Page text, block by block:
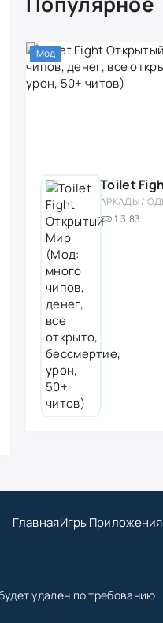
Мод
1.3.83
ГлавнаяИгрыПриложения
удален по требованию